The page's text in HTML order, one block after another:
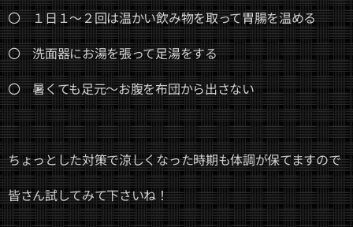
〇 １日１～２回は温かい飲み物を取って胃腸を温める
〇 洗面器にお湯を張って足湯をする
〇 暑くても足元～お腹を布団から出さない
ちょっとした対策で涼しくなった時期も体調が保てますので
皆さん試してみて下さいね！